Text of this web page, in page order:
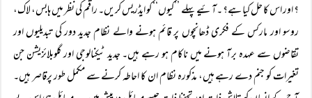
؟ اور اس کا حل کیا ہے؟ ۔آئیے پہلے ’’کیوں‘‘ کو ایڈریس کریں۔ راقم کی نظر میں ہابس، لاک،
روسو اور مارکس کے فکری ڈھانچوں پر قائم ہونے والے نظام جدید دور کی تبدیلیوں اور
تقاضوں سے عہدہ برآ ہونے میں ناکام ہو رہے ہیں۔ جدید ٹیکنالوجی اور گلوبلائزیشن جن
تغیرات کو جنم دے رہے ہیں، مذکورہ نظام ان کا احاطہ کرنے سے مکمل طور پرقاصر ہیں۔